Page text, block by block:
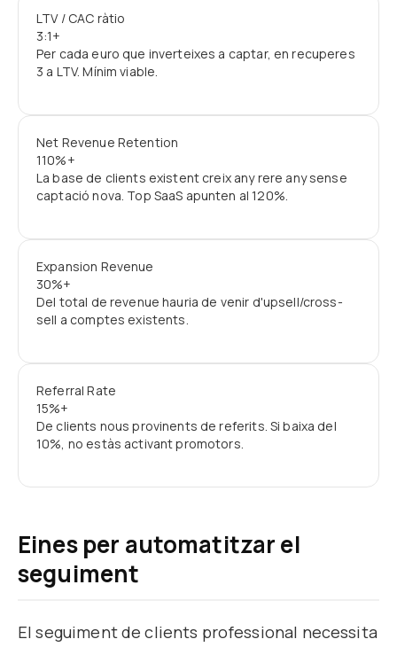
LTV / CAC ràtio
3:1+
Per cada euro que inverteixes a captar, en recuperes
3 a LTV. Mínim viable.
Net Revenue Retention
110%+
La base de clients existent creix any rere any sense
captació nova. Top SaaS apunten al 120%.
Expansion Revenue
30%+
Del total de revenue hauria de venir d'upsell/cross-
sell a comptes existents.
Referral Rate
15%+
De clients nous provinents de referits. Si baixa del
10%, no estàs activant promotors.
Eines per automatitzar el
seguiment
El seguiment de clients professional necessita